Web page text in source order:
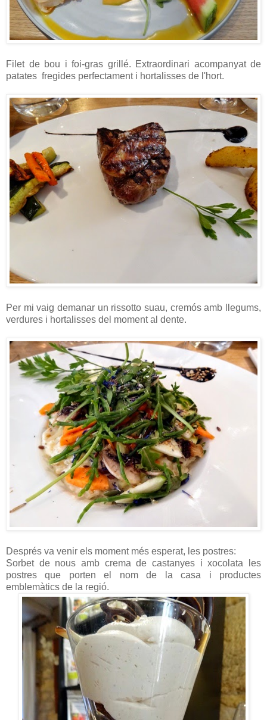
Filet de bou i foi-gras grillé. Extraordinari acompanyat de
patates fregides perfectament i hortalisses de l'hort.
Per mi vaig demanar un rissotto suau, cremós amb llegums,
verdures i hortalisses del moment al dente.
Després va venir els moment més esperat, les postres:
Sorbet de nous amb crema de castanyes i xocolata les
postres que porten el nom de la casa i productes
emblemàtics de la regió.